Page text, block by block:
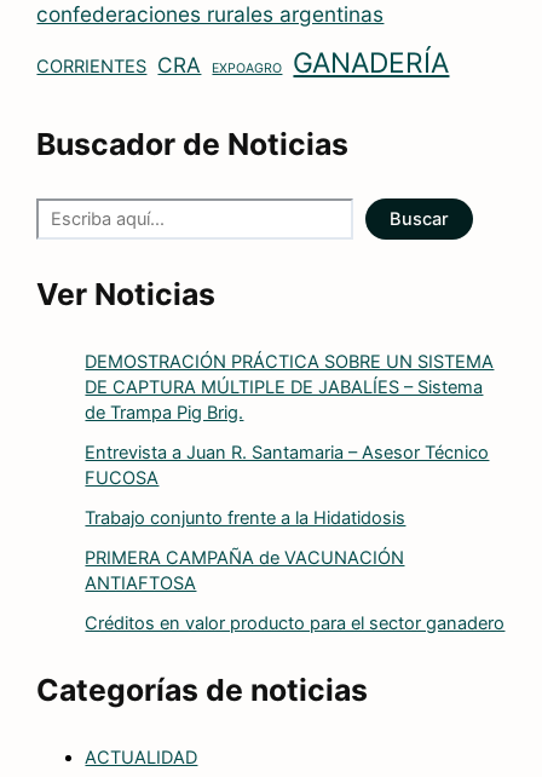
confederaciones rurales argentinas
CORRIENTES CRA EXPOAGRO GANADERÍA
Buscador de Noticias
Buscar
Ver Noticias
DEMOSTRACIÓN PRÁCTICA SOBRE UN SISTEMA
DE CAPTURA MÚLTIPLE DE JABALÍES – Sistema
de Trampa Pig Brig.
Entrevista a Juan R. Santamaria – Asesor Técnico
FUCOSA
Trabajo conjunto frente a la Hidatidosis
PRIMERA CAMPAÑA de VACUNACIÓN
ANTIAFTOSA
Créditos en valor producto para el sector ganadero
Categorías de noticias
ACTUALIDAD